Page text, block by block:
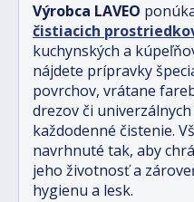
Výrobca LAVEO
čistiacich
kuchynských a
nájdete prípravky
povrchov, vrátane
drezov či
každodenné čistenie.
navrhnuté tak, aby
jeho životnosť a
hygienu a lesk.